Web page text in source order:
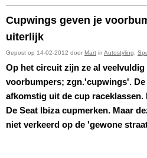
Cupwings geven je
uiterlijk
Gepost op 14-02-2012 door Mart in Autostyling
Op het circuit zijn ze al
voorbumpers; zgn.'cupwings'. De
afkomstig uit de cup raceklassen.
De Seat Ibiza cupmerken. Maar
niet verkeerd op de 'gewone